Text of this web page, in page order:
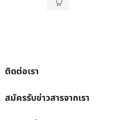
ติดต่อเรา
สมัครรับข่าวสารจากเรา